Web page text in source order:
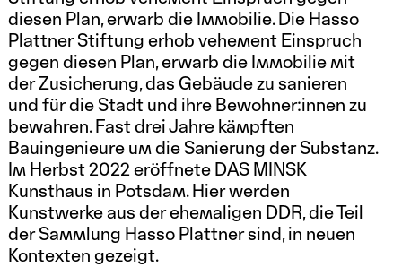
diesen Plan, erwarb die Immobilie. Die Hasso
Plattner Stiftung erhob vehement Einspruch
gegen diesen Plan, erwarb die Immobilie mit
der Zusicherung, das Gebäude zu sanieren
und für die Stadt und ihre Bewohner:innen zu
bewahren. Fast drei Jahre kämpften
Bauingenieure um die Sanierung der Substanz.
Im Herbst 2022 eröffnete DAS MINSK
Kunsthaus in Potsdam. Hier werden
Kunstwerke aus der ehemaligen DDR, die Teil
der Sammlung Hasso Plattner sind, in neuen
Kontexten gezeigt.